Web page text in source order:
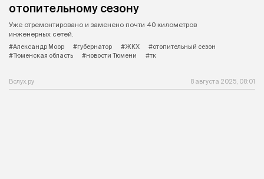
отопительному сезону
Уже отремонтировано и заменено почти 40 километров
инженерных сетей.
#Александр Моор
#губернатор #ЖКХ
#отопительный сезон
#Тюменская область
#новости Тюмени #тк
Вслух.ру 8 августа 2025, 08:01